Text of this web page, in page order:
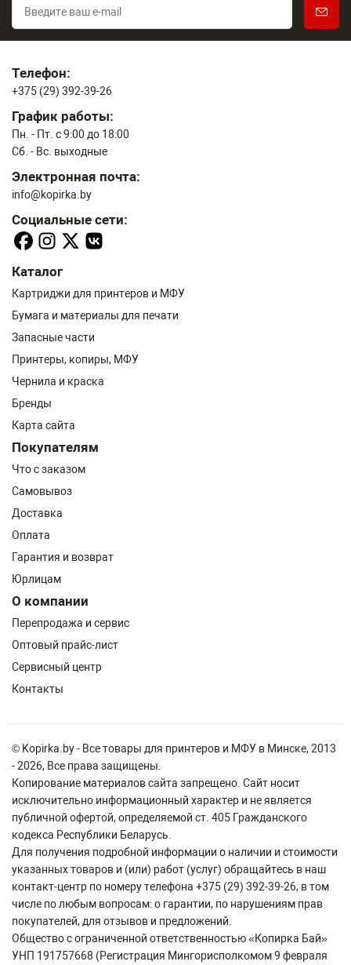
Телефон:
+375 (29) 392-39-26
График работы:
Пн. - Пт. с 9:00 до 18:00
Сб. - Вс. выходные
Электронная почта:
info@kopirka.by
Социальные сети:
Каталог
Картриджи для принтеров и МФУ
Бумага и материалы для печати
Запасные части
Принтеры, копиры, МФУ
Чернила и краска
Бренды
Карта сайта
Покупателям
Что с заказом
Самовывоз
Доставка
Оплата
Гарантия и возврат
Юрлицам
О компании
Перепродажа и сервис
Оптовый прайс-лист
Сервисный центр
Контакты
© Kopirka.by - Все товары для принтеров и МФУ в Минске, 2013
- 2026, Все права защищены.
Копирование материалов сайта запрещено. Сайт носит
исключительно информационный характер и не является
публичной офертой, определяемой ст. 405 Гражданского
кодекса Республики Беларусь.
Для получения подробной информации о наличии и стоимости
указанных товаров и (или) работ (услуг) обращайтесь в наш
контакт-центр по номеру телефона +375 (29) 392-39-26, в том
числе по любым вопросам: о гарантии, по нарушениям прав
покупателей, для отзывов и предложений.
Общество с ограниченной ответственностью «Копирка Бай»
УНП 191757668 (Регистрация Мингорисполкомом 9 февраля